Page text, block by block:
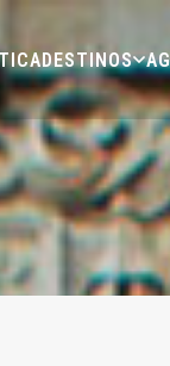
DESTINOS